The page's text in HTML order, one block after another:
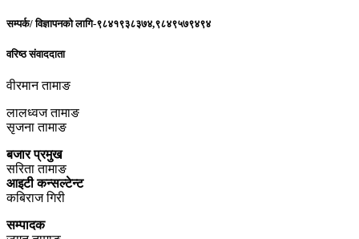
सम्पर्क/ विज्ञापनको लागि-९८४१९३८३७४,९८४९५७९४९४
वरिष्ठ संवाददाता
वीरमान तामाङ
लालध्वज तामाङ
सृजना तामाङ
बजार प्रमुख
सरिता तामाङ
आइटी कन्सल्टेन्ट
कबिराज गिरी
सम्पादक